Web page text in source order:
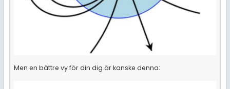
Men en bättre vy för din dig är kanske denna: